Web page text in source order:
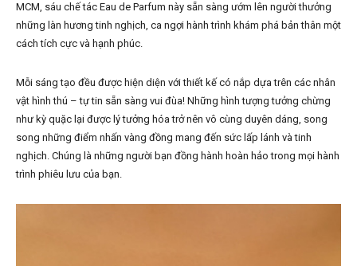
MCM, sáu chế tác Eau de Parfum này sẵn sàng ướm lên người thưởng
những làn hương tinh nghịch, ca ngợi hành trình khám phá bản thân một
cách tích cực và hạnh phúc.
Mỗi sáng tạo đều được hiện diện với thiết kế có nắp dựa trên các nhân
vật hình thú – tự tin sẵn sàng vui đùa! Những hình tượng tưởng chừng
như kỳ quặc lại được lý tưởng hóa trở nên vô cùng duyên dáng, song
song những điểm nhấn vàng đồng mang đến sức lấp lánh và tinh
nghịch. Chúng là những người bạn đồng hành hoàn hảo trong mọi hành
trình phiêu lưu của bạn.